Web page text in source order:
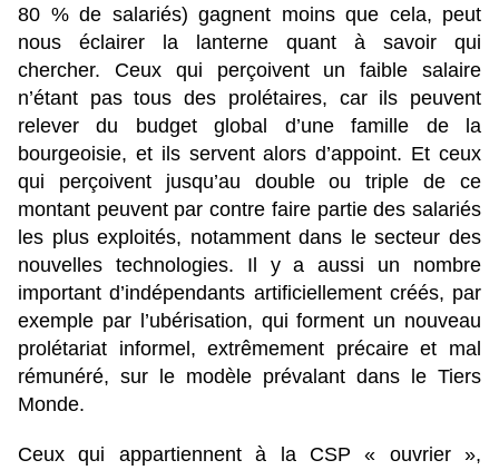
80 % de salariés) gagnent moins que cela, peut
nous éclairer la lanterne quant à savoir qui
chercher. Ceux qui perçoivent un faible salaire
n’étant pas tous des prolétaires, car ils peuvent
relever du budget global d’une famille de la
bourgeoisie, et ils servent alors d’appoint. Et ceux
qui perçoivent jusqu’au double ou triple de ce
montant peuvent par contre faire partie des salariés
les plus exploités, notamment dans le secteur des
nouvelles technologies. Il y a aussi un nombre
important d’indépendants artificiellement créés, par
exemple par l’ubérisation, qui forment un nouveau
prolétariat informel, extrêmement précaire et mal
rémunéré, sur le modèle prévalant dans le Tiers
Monde.
Ceux qui appartiennent à la CSP « ouvrier »,